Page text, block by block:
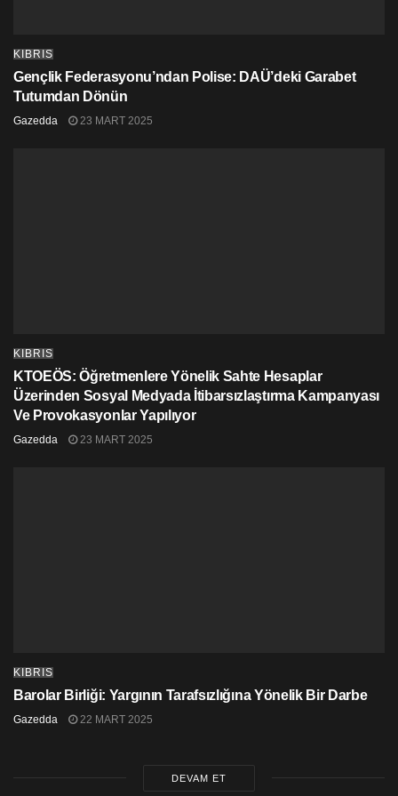
KIBRIS
Gençlik Federasyonu’ndan Polise: DAÜ’deki Garabet
Tutumdan Dönün
Gazedda 23 MART 2025
KIBRIS
KTOEÖS: Öğretmenlere Yönelik Sahte Hesaplar
Üzerinden Sosyal Medyada İtibarsızlaştırma Kampanyası
Ve Provokasyonlar Yapılıyor
Gazedda 23 MART 2025
KIBRIS
Barolar Birliği: Yargının Tarafsızlığına Yönelik Bir Darbe
Gazedda 22 MART 2025
DEVAM ET